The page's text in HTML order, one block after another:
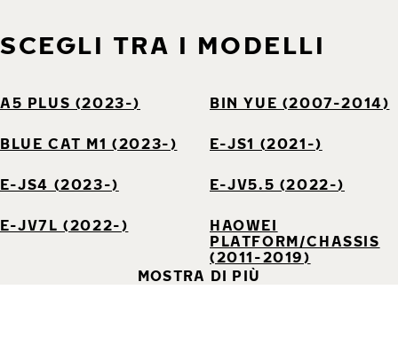
SCEGLI TRA I MODELLI
A5 PLUS (2023-) BIN YUE (2007-2014)
BLUE CAT M1 (2023-) E-JS1 (2021-)
E-JS4 (2023-) E-JV5.5 (2022-)
E-JV7L (2022-)
HAOWEI
PLATFORM/CHASSIS
(2011-2019)
MOSTRA DI PIÙ